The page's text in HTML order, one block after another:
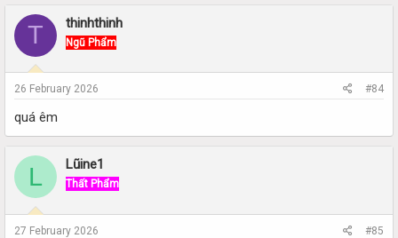
T thinhthinh
Ngũ Phẩm
26 February 2026 #84
quá êm
L Lũine1
Thất Phẩm
27 February 2026 #85